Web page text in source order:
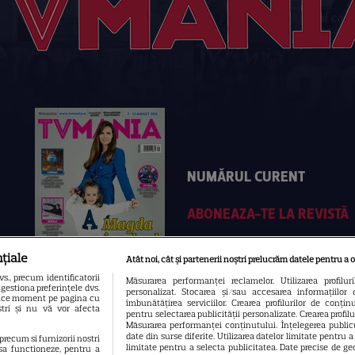
NUMĂRUL CURENT
ABONEAZA-TE LA REVISTĂ
precum identificatorii
preferințele dvs.
moment pe pagina cu
și nu vă vor afecta
si furnizorii nostri
functioneze, pentru a
Atât noi, cât și partenerii noștri prelucrăm datele pentru a
Măsurarea performanței reclamelor. Utilizarea
personalizat. Stocarea și/sau accesarea
îmbunătățirea serviciilor. Crearea profilurilor de
pentru selectarea publicității personalizate. Crearea
Măsurarea performanței conținutului. Înțelegerea
date din surse diferite. Utilizarea datelor limitate pentru
limitate pentru a selecta publicitatea. Date precise de